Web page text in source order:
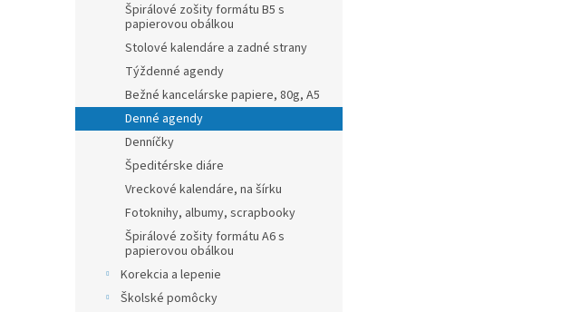
Špirálové zošity formátu B5 s
papierovou obálkou
Stolové kalendáre a zadné strany
Týždenné agendy
Bežné kancelárske papiere, 80g, A5
Denné agendy
Denníčky
Špeditérske diáre
Vreckové kalendáre, na šírku
Fotoknihy, albumy, scrapbooky
Špirálové zošity formátu A6 s
papierovou obálkou
Korekcia a lepenie
Školské pomôcky